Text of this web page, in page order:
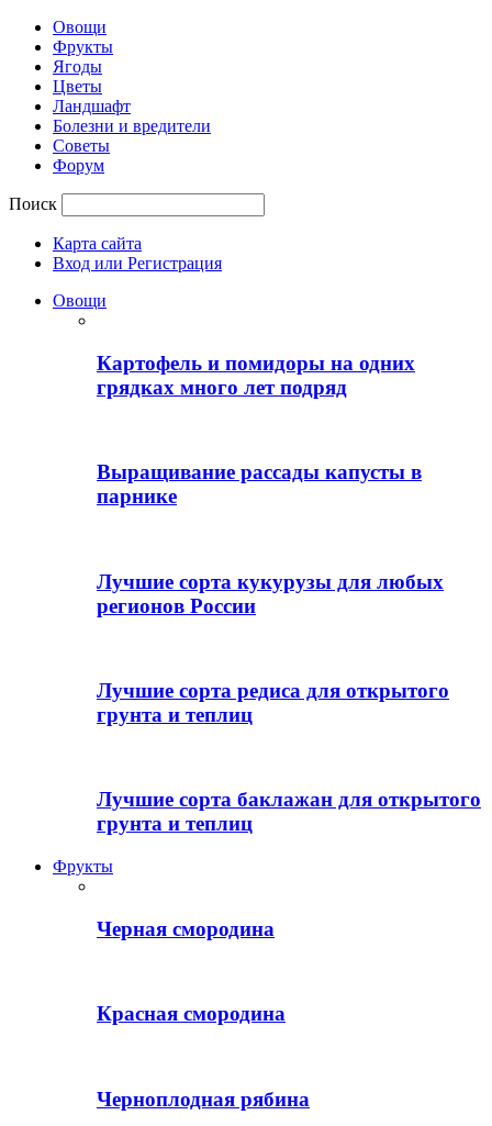
Овощи
Фрукты
Ягоды
Цветы
Ландшафт
Болезни и вредители
Советы
Форум
Поиск
Карта сайта
Вход или Регистрация
Овощи
Картофель и помидоры на одних
грядках много лет подряд
Выращивание рассады капусты в
парнике
Лучшие сорта кукурузы для любых
регионов России
Лучшие сорта редиса для открытого
грунта и теплиц
Лучшие сорта баклажан для открытого
грунта и теплиц
Фрукты
Черная смородина
Красная смородина
Черноплодная рябина